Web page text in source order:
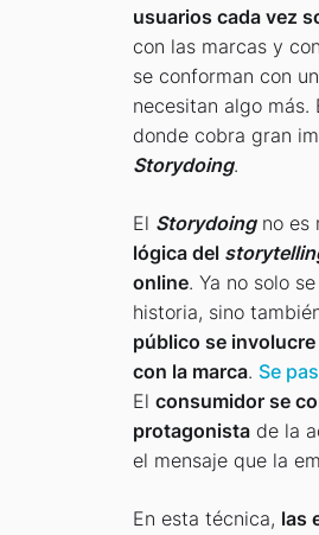
usuarios cada vez
con las marcas y
se conforman con
necesitan algo más.
donde cobra gran
Storydoing.
El Storydoingno es
lógica del
online. Ya no solo
historia, sino
público se
con la marca. Se
El consumidor se
protagonista de la
el mensaje que la
En esta técnica, las